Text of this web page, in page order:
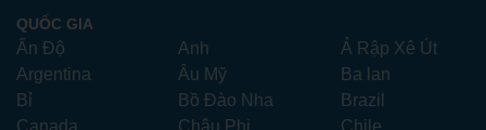
QUỐC GIA
Ấn Độ Anh
Ả Rập Xê Út
Argentina
Âu Mỹ
Ba lan
Bỉ
Bồ Đào Nha
Brazil
Canada
Châu Phi Chile